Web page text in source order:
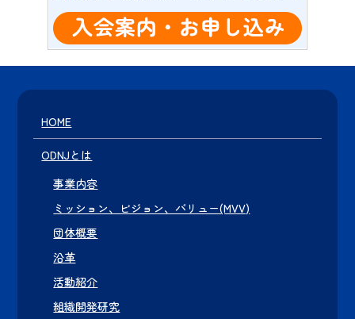
HOME
ODNJとは
事業内容
ミッション、ビジョン、バリュー(MVV)
団体概要
沿革
活動紹介
組織開発研究